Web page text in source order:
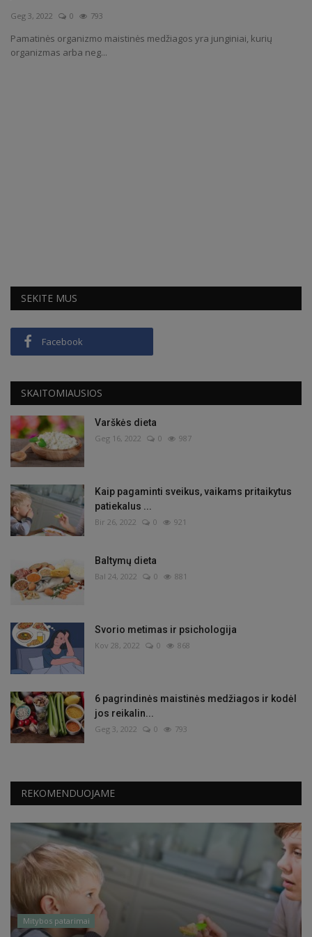
Receptai
Geg 3, 2022 0 793
Pamatinės organizmo maistinės medžiagos yra junginiai, kurių
organizmas arba neg...
SEKITE MUS
Facebook
SKAITOMIAUSIOS
Varškės dieta
Geg 16, 2022 0 987
Kaip pagaminti sveikus, vaikams pritaikytus
patiekalus ...
Bir 26, 2022 0 921
Baltymų dieta
Bal 24, 2022 0 881
Svorio metimas ir psichologija
Kov 28, 2022 0 868
6 pagrindinės maistinės medžiagos ir kodėl
jos reikalin...
Geg 3, 2022 0 793
REKOMENDUOJAME
Mitybos patarimai